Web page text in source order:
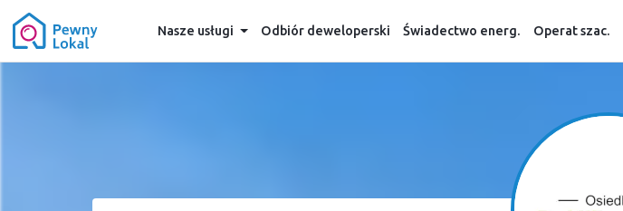
Nasze usługi Odbiór deweloperski Świadectwo energ. Operat szac.